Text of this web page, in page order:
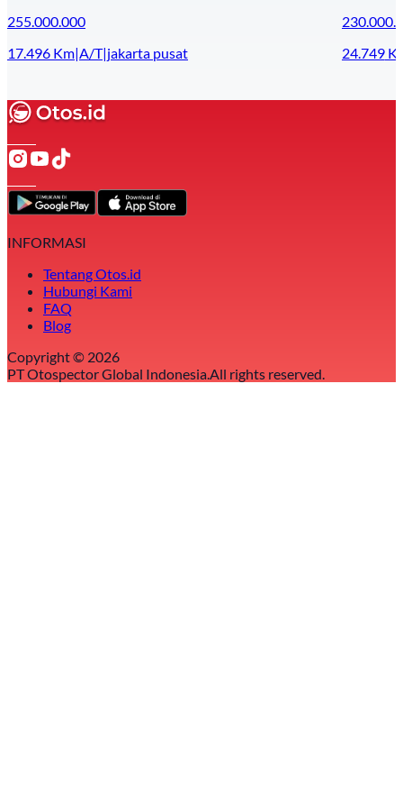
255.000.000
17.496 Km|A/T|jakarta pusat
24.749
INFORMASI
Tentang Otos.id
Hubungi Kami
FAQ
Blog
Copyright © 2026
PT Otospector Global Indonesia. All rights reserved.